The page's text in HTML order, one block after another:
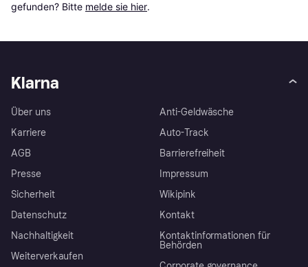
gefunden? Bitte melde sie hier.
Klarna
Über uns
Karriere
AGB
Presse
Sicherheit
Datenschutz
Nachhaltigkeit
Weiterverkaufen
Anti-Geldwäsche
Auto-Track
Barrierefreiheit
Impressum
Wikipink
Kontakt
Kontaktinformationen für
Behörden